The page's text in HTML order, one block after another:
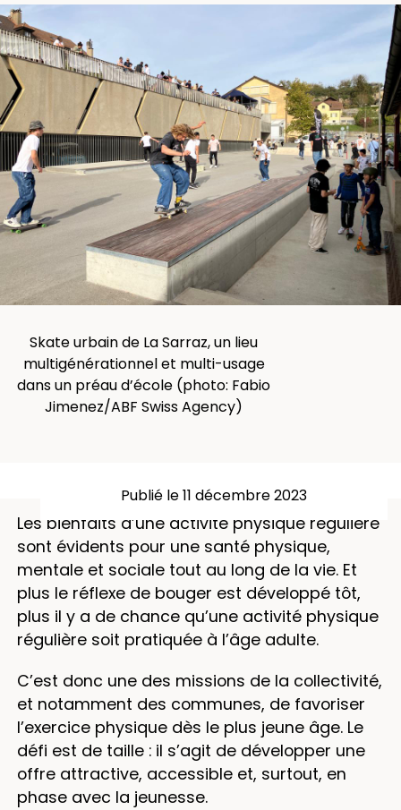
Skate urbain de La Sarraz, un lieu
multigénérationnel et multi-usage
dans un préau d’école (photo: Fabio
Jimenez/ABF Swiss Agency)
Publié le 11 décembre 2023
Les bienfaits d’une activité physique régulière
sont évidents pour une santé physique,
mentale et sociale tout au long de la vie. Et
plus le réflexe de bouger est développé tôt,
plus il y a de chance qu’une activité physique
régulière soit pratiquée à l’âge adulte.
C’est donc une des missions de la collectivité,
et notamment des communes, de favoriser
l’exercice physique dès le plus jeune âge. Le
défi est de taille : il s’agit de développer une
offre attractive, accessible et, surtout, en
phase avec la jeunesse.